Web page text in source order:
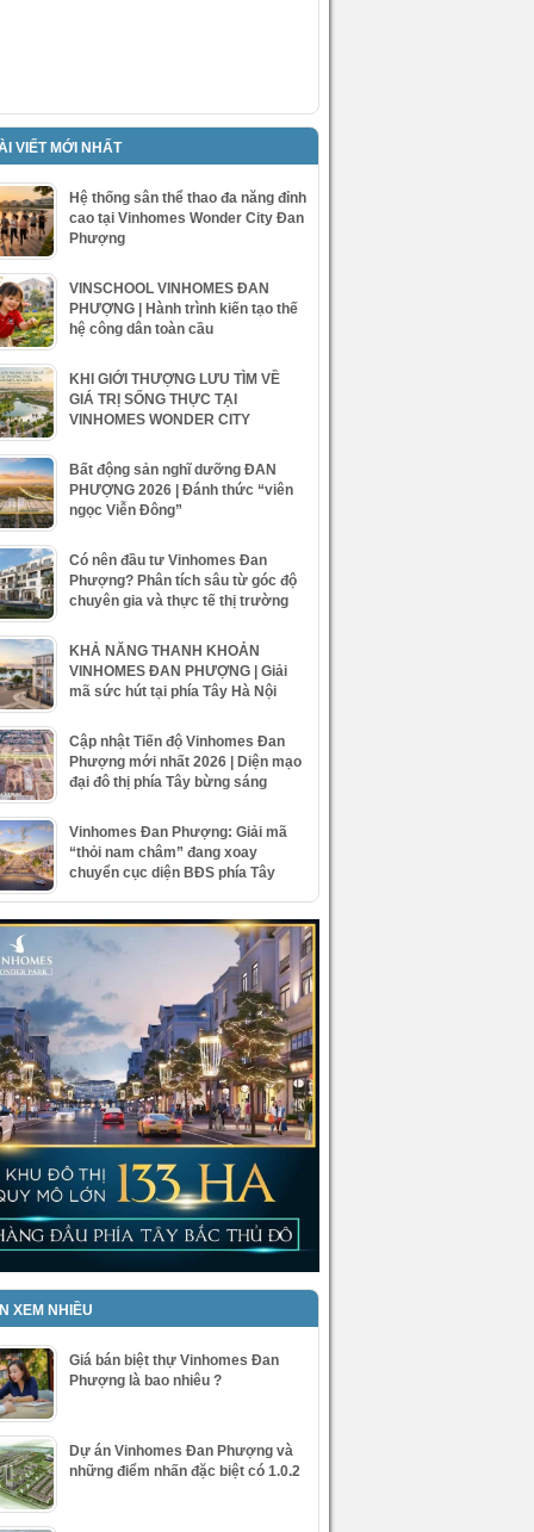
VIẾT MỚI NHẤT
Hệ thống sân thể thao đa năng đỉnh
cao tại Vinhomes Wonder City Đan
Phượng
VINSCHOOL VINHOMES ĐAN
PHƯỢNG | Hành trình kiến tạo thế
hệ công dân toàn cầu
KHI GIỚI THƯỢNG LƯU TÌM VỀ
GIÁ TRỊ SỐNG THỰC TẠI
VINHOMES WONDER CITY
Bất động sản nghĩ dưỡng ĐAN
PHƯỢNG 2026 | Đánh thức “viên
ngọc Viễn Đông”
Có nên đầu tư Vinhomes Đan
Phượng? Phân tích sâu từ góc độ
chuyên gia và thực tế thị trường
KHẢ NĂNG THANH KHOẢN
VINHOMES ĐAN PHƯỢNG | Giải
mã sức hút tại phía Tây Hà Nội
Cập nhật Tiến độ Vinhomes Đan
Phượng mới nhất 2026 | Diện mạo
đại đô thị phía Tây bừng sáng
Vinhomes Đan Phượng: Giải mã
“thỏi nam châm” đang xoay
chuyển cục diện BĐS phía Tây
XEM NHIỀU
Giá bán biệt thự Vinhomes Đan
Phượng là bao nhiêu ?
Dự án Vinhomes Đan Phượng và
những điểm nhấn đặc biệt có 1.0.2